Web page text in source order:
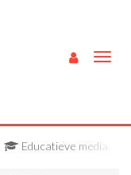
Educatieve media